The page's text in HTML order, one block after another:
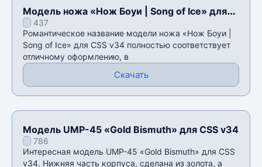
Модель ножа «Нож Боуи | Song of Ice» для
CSS v34
437
Романтическое название модели ножа «Нож Боуи |
Song of Ice» для CSS v34 полностью соответствует
отличному оформлению, в
Скачать
Модель UMP-45 «Gold Bismuth» для CSS v34
786
Интересная модель UMP-45 «Gold Bismuth» для CSS
v34. Нижняя часть корпуса, сделана из золота, а